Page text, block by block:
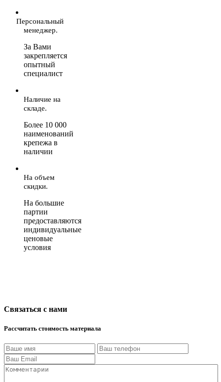
Персональный
менеджер.
За Вами
закрепляется
опытный
специалист
Наличие на
складе.
Более 10 000
наименований
крепежа в
наличии
На объем
скидки.
На большие
партии
предоставляются
индивидуальные
ценовые
условия
Связаться с нами
Рассчитать стоимость материала